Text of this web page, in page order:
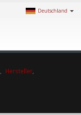
Deutschland
Hersteller